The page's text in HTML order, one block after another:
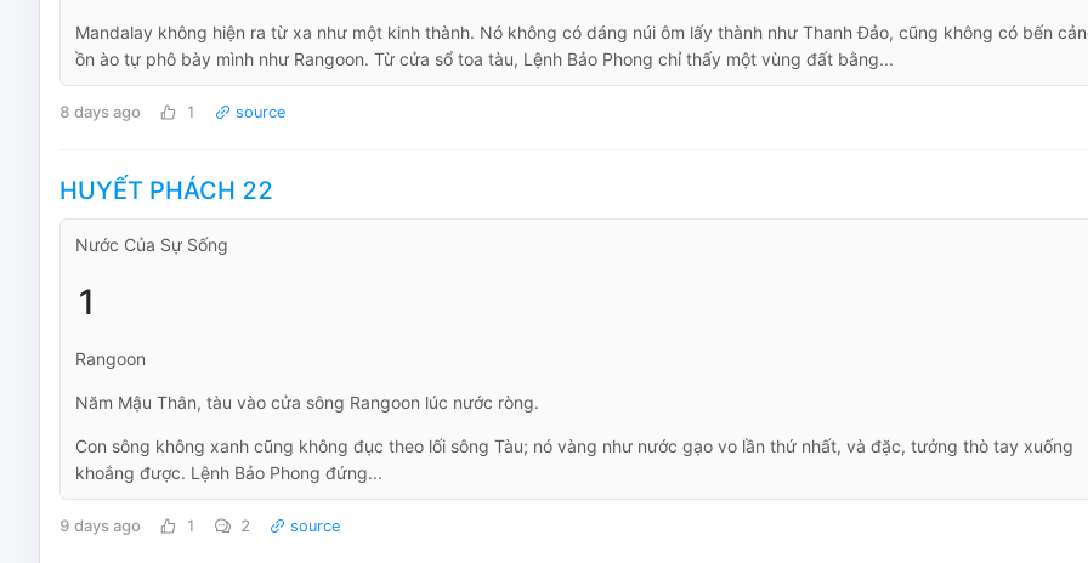
Mandalay không hiện ra từ xa như một kinh thành. Nó không có dáng núi ôm lấy thành như Thanh Đảo, cũng không có bến
ồn ào tự phô bày mình như Rangoon. Từ cửa sổ toa tàu, Lệnh Bảo Phong chỉ thấy một vùng đất bằng...
8 days ago 1 source
HUYẾT PHÁCH 22
Nước Của Sự Sống
1
Rangoon
Năm Mậu Thân, tàu vào cửa sông Rangoon lúc nước ròng.
Con sông không xanh cũng không đục theo lối sông Tàu; nó vàng như nước gạo vo lần thứ nhất, và đặc, tưởng thò tay xuống
khoắng được. Lệnh Bảo Phong đứng...
9 days ago 1 2 source